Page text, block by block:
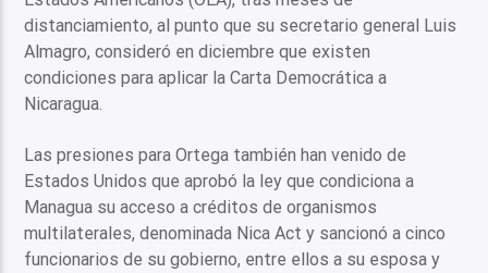
distanciamiento, al punto que su secretario general Luis
Almagro, consideró en diciembre que existen
condiciones para aplicar la Carta Democrática a
Nicaragua.
Las presiones para Ortega también han venido de
Estados Unidos que aprobó la ley que condiciona a
Managua su acceso a créditos de organismos
multilaterales, denominada Nica Act y sancionó a cinco
funcionarios de su gobierno, entre ellos a su esposa y